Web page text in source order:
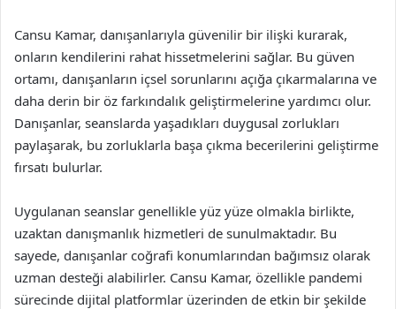
Cansu Kamar, danışanlarıyla güvenilir bir ilişki kurarak,
onların kendilerini rahat hissetmelerini sağlar. Bu güven
ortamı, danışanların içsel sorunlarını açığa çıkarmalarına ve
daha derin bir öz farkındalık geliştirmelerine yardımcı olur.
Danışanlar, seanslarda yaşadıkları duygusal zorlukları
paylaşarak, bu zorluklarla başa çıkma becerilerini geliştirme
fırsatı bulurlar.
Uygulanan seanslar genellikle yüz yüze olmakla birlikte,
uzaktan danışmanlık hizmetleri de sunulmaktadır. Bu
sayede, danışanlar coğrafi konumlarından bağımsız olarak
uzman desteği alabilirler. Cansu Kamar, özellikle pandemi
sürecinde dijital platformlar üzerinden de etkin bir şekilde